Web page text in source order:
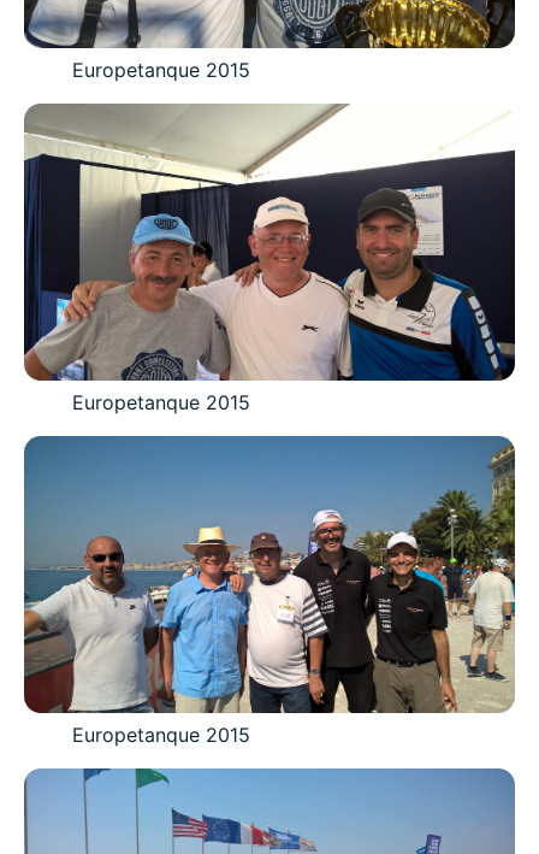
Europetanque 2015
Europetanque 2015
Europetanque 2015